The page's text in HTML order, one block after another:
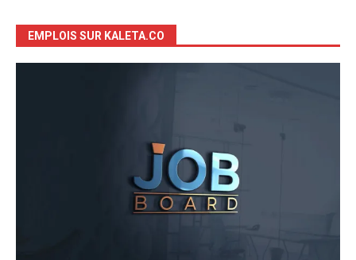
EMPLOIS SUR KALETA.CO